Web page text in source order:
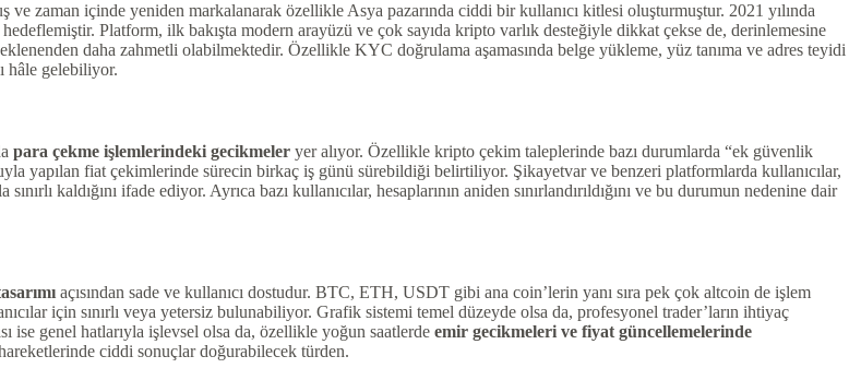
ve zaman içinde yeniden markalanarak özellikle Asya pazarında ciddi bir kullanıcı kitlesi oluşturmuştur. 2021 yılında
Platform, ilk bakışta modern arayüzü ve çok sayıda kripto varlık desteğiyle dikkat çekse de, derinlemesine
daha zahmetli olabilmektedir. Özellikle KYC doğrulama aşamasında belge yükleme, yüz tanıma ve adres teyidi
hâle gelebiliyor.
para çekme işlemlerindeki gecikmeler yer alıyor. Özellikle kripto çekim taleplerinde bazı durumlarda “ek güvenlik
yapılan fiat çekimlerinde sürecin birkaç iş günü sürebildiği belirtiliyor. Şikayetvar ve benzeri platformlarda kullanıcılar,
kaldığını ifade ediyor. Ayrıca bazı kullanıcılar, hesaplarının aniden sınırlandırıldığını ve bu durumun nedenine dair
açısından sade ve kullanıcı dostudur. BTC, ETH, USDT gibi ana coin’lerin yanı sıra pek çok altcoin de işlem
için sınırlı veya yetersiz bulunabiliyor. Grafik sistemi temel düzeyde olsa da, profesyonel trader’ların ihtiyaç
ise genel hatlarıyla işlevsel olsa da, özellikle yoğun saatlerde emir gecikmeleri ve fiyat güncellemelerinde
ciddi sonuçlar doğurabilecek türden.